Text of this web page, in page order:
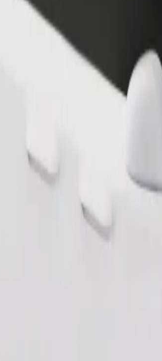
viru"? Ознайомся з нашими сервісами та
особливими потребами. Якщо маєш